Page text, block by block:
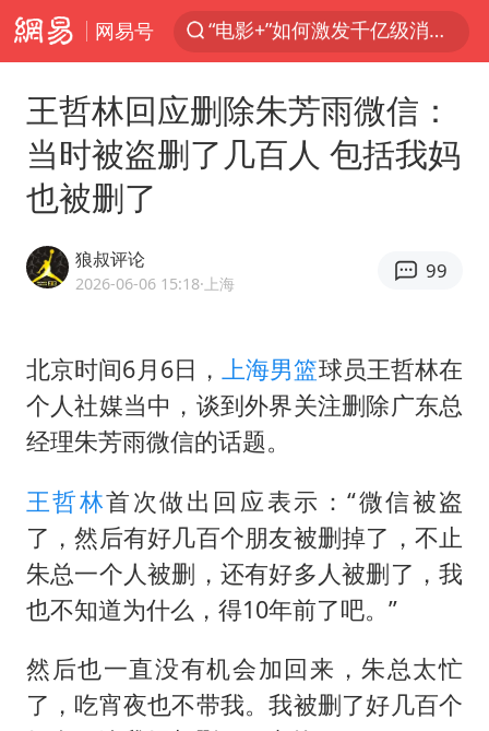
网易号
四川宜宾市高县4.9级地震致1人死亡
出口禁令驱动有色板块大涨
秋天的第一杯奶茶到底有多火
38岁演员求职万岁山NPC成功
U17国足点球大战淘汰河床晋级决赛
胡彦斌获《歌手2026》歌王
东航：国内客票提前14天免费退改
美股存储板块集体大跌
夯实基础开新局
王哲林回应删除朱芳雨微信：
当时被盗删了几百人 包括我妈
也被删了
狼叔评论
2026-06-06 15:18·上海
99
北京时间6月6日， 上海男篮球员王哲林在
个人社媒当中，谈到外界关注删除广东总
经理朱芳雨微信的话题。
王哲林首次做出回应表示：“微信被盗
了，然后有好几百个朋友被删掉了，不止
朱总一个人被删，还有好多人被删了，我
也不知道为什么，得10年前了吧。”
然后也一直没有机会加回来，朱总太忙
了，吃宵夜也不带我。我被删了好几百个